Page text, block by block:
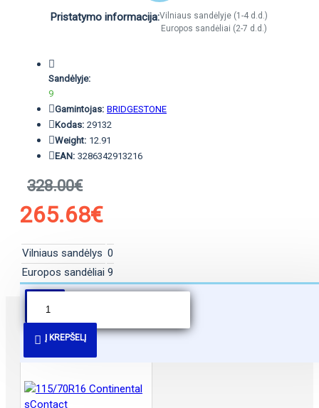
Pristatymo informacija:Vilniaus sandėlyje (1-4 d.d.)
Europos sandėliai (2-7 d.d.)
Sandėlyje:
9
Gamintojas: BRIDGESTONE
Kodas: 29132
Weight: 12.91
EAN: 3286342913216
328.00€
265.68€
Vilniaus sandėlys 0
Europos sandėliai 9
Į KREPŠELĮ
PANAŠŪS PASIŪLYMAI